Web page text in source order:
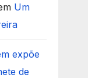
Um
expõe
de